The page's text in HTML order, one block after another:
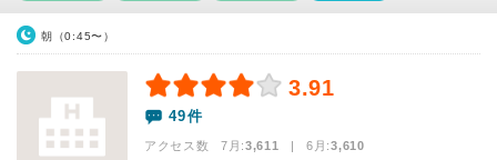
朝（0:45〜）
3.91
49件
アクセス数 7月:3,611 | 6月:3,610